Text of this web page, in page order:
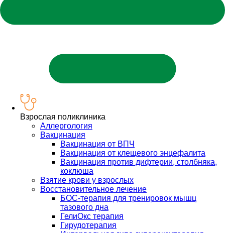
Взрослая поликлиника
Аллергология
Вакцинация
Вакцинация от ВПЧ
Вакцинация от клещевого энцефалита
Вакцинация против дифтерии, столбняка,
коклюша
Взятие крови у взрослых
Восстановительное лечение
БОС-терапия для тренировок мышц
тазового дна
ГелиОкс терапия
Гирудотерапия